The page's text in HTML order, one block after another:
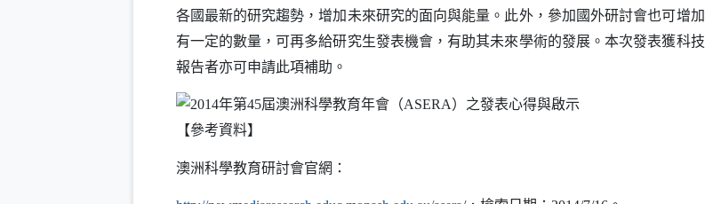
各國最新的研究趨勢，增加未來研究的面向與能量。此外，參加國外研討會也可增
有一定的數量，可再多給研究生發表機會，有助其未來學術的發展。本次發表獲科
報告者亦可申請此項補助。
【參考資料】
澳洲科學教育研討會官網：